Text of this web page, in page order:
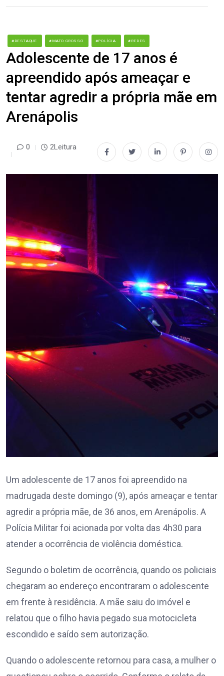
#DESTAQUE #MATO GROSSO #POLÍCIA #REDES
Adolescente de 17 anos é
apreendido após ameaçar e
tentar agredir a própria mãe em
Arenápolis
0 2Leitura
Um adolescente de 17 anos foi apreendido na
madrugada deste domingo (9), após ameaçar e tentar
agredir a própria mãe, de 36 anos, em Arenápolis. A
Polícia Militar foi acionada por volta das 4h30 para
atender a ocorrência de violência doméstica.
Segundo o boletim de ocorrência, quando os policiais
chegaram ao endereço encontraram o adolescente
em frente à residência. A mãe saiu do imóvel e
relatou que o filho havia pegado sua motocicleta
escondido e saído sem autorização.
Quando o adolescente retornou para casa, a mulher o